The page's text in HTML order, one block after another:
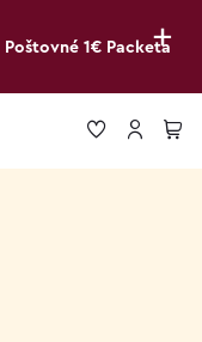
+
Poštovné 1€ Packeta